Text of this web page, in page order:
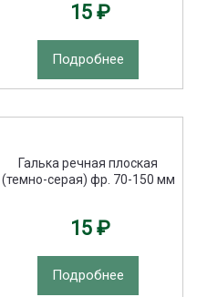
15 ₽
Подробнее
Галька речная плоская
(темно-серая) фр. 70-150 мм
15 ₽
Подробнее